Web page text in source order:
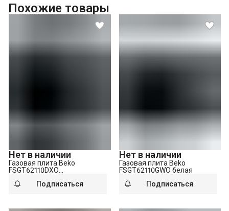
Похожие товары
Нет в наличии
Газовая плита Beko
FSGT62110DXO
Подписаться
Нет в наличии
Газовая плита Beko
FSGT62110GWO белая
Подписаться